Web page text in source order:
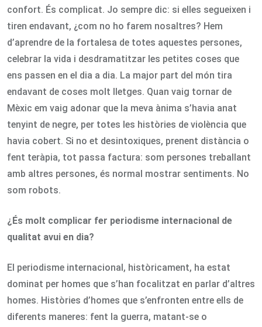
confort. És complicat. Jo sempre dic: si elles segueixen i
tiren endavant, ¿com no ho farem nosaltres? Hem
d’aprendre de la fortalesa de totes aquestes persones,
celebrar la vida i desdramatitzar les petites coses que
ens passen en el dia a dia. La major part del món tira
endavant de coses molt lletges. Quan vaig tornar de
Mèxic em vaig adonar que la meva ànima s’havia anat
tenyint de negre, per totes les històries de violència que
havia cobert. Si no et desintoxiques, prenent distància o
fent teràpia, tot passa factura: som persones treballant
amb altres persones, és normal mostrar sentiments. No
som robots.
¿És molt complicar fer periodisme internacional de
qualitat avui en dia?
El periodisme internacional, històricament, ha estat
dominat per homes que s’han focalitzat en parlar d’altres
homes. Històries d’homes que s’enfronten entre ells de
diferents maneres: fent la guerra, matant-se o